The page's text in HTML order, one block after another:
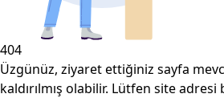
404
Üzgünüz, ziyaret ettiğiniz sayfa
kaldırılmış olabilir. Lütfen site